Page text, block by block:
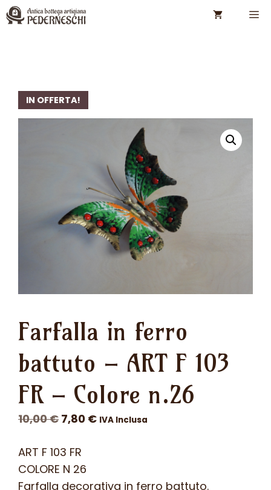
Vai
al
IN OFFERTA!
Farfalla in ferro
battuto – ART F 103
FR – Colore n.26
10,00€ Il
originale
era:
10,00 €.
7,80 €Il
7,80 €.
IVA Inclusa
ART F 103 FR
COLORE N 26
Farfalla decorativa in ferro battuto.